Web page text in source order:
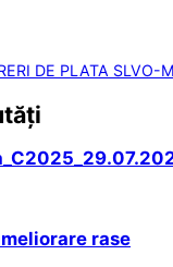
DE PLATA SLVO-
rase